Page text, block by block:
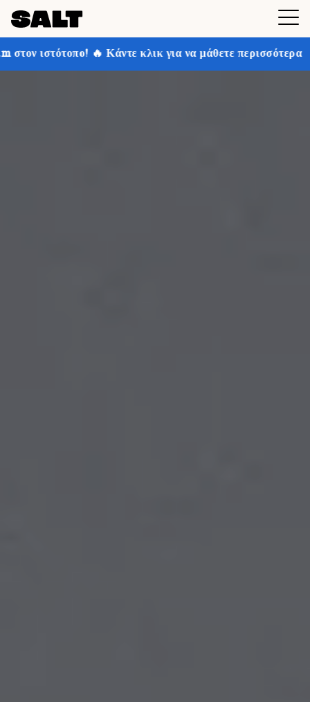
κλικ για να μάθετε περισσότερα Κερδίστε έως